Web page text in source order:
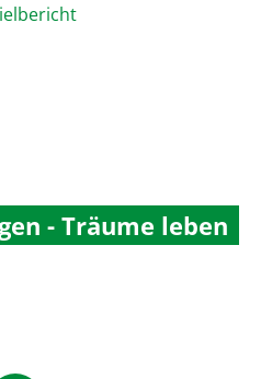
- Träume leben